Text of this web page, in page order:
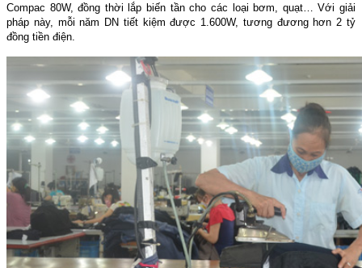
Compac 80W, đồng thời lắp biến tần cho các loại bơm, quạt… Với giải
pháp này, mỗi năm DN tiết kiệm được 1.600W, tương đương hơn 2 tỷ
đồng tiền điện.